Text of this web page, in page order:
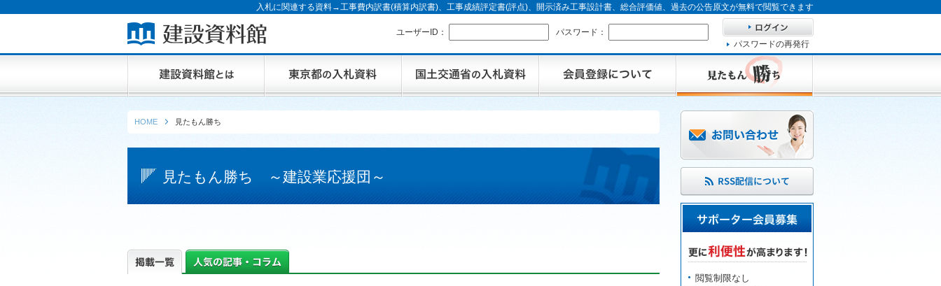
入札に関連する資料→工事費内訳書(積算内訳書)、工事成績評定書(評点)、開示済み工事設計書、総合評価値、過去の公告原文が無料で閲覧できます
ユーザーID：
パスワード：
パスワードの再発行
HOME 見たもん勝ち
見たもん勝ち ～建設業応援団～
閲覧制限なし